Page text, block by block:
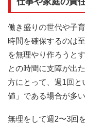
働き盛りの世代や子
時間を確保するのは
を無理やり作ろうと
との時間に支障が出
方にとって、週1回と
値」である場合が多い
無理をして週2〜3回